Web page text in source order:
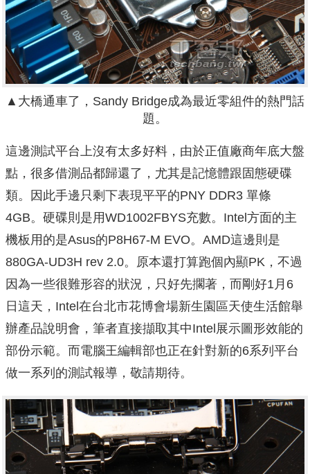
▲大橋通車了，Sandy Bridge成為最近零組件的熱門話
題。
這邊測試平台上沒有太多好料，由於正值廠商年底大盤
點，很多借測品都歸還了，尤其是記憶體跟固態硬碟
類。因此手邊只剩下表現平平的PNY DDR3 單條
4GB。硬碟則是用WD1002FBYS充數。Intel方面的主
機板用的是Asus的P8H67-M EVO。AMD這邊則是
880GA-UD3H rev 2.0。原本還打算跑個內顯PK，不過
因為一些很難形容的狀況，只好先擱著，而剛好1月6
日這天，Intel在台北市花博會場新生園區天使生活館舉
辦產品說明會，筆者直接擷取其中Intel展示圖形效能的
部份示範。而電腦王編輯部也正在針對新的6系列平台
做一系列的測試報導，敬請期待。